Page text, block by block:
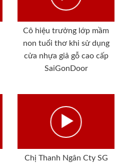
Cô hiệu trưởng lớp mầm
non tuổi thơ khi sử dụng
cửa nhựa giả gỗ cao cấp
SaiGonDoor
Chị Thanh Ngân Cty SG